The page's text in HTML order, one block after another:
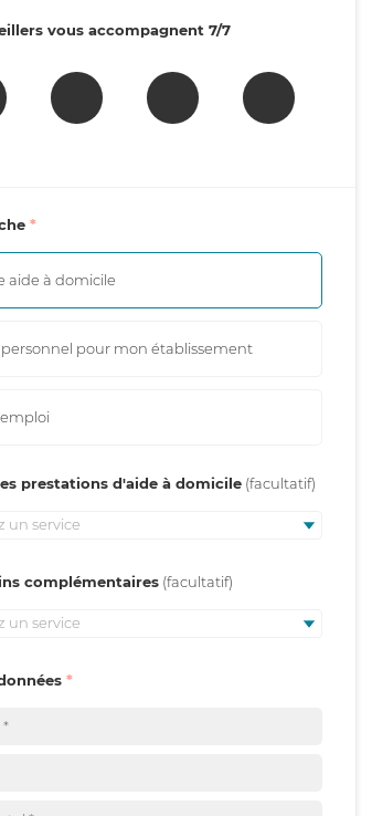
vous accompagnent 7/7
aide à domicile
pour mon établissement
prestations d'aide à domicile
un service
complémentaires
un service